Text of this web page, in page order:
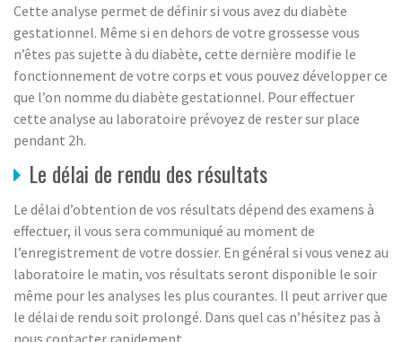
Cette analyse permet de définir si vous avez du diabète
gestationnel. Même si en dehors de votre grossesse vous
n’êtes pas sujette à du diabète, cette dernière modifie le
fonctionnement de votre corps et vous pouvez développer ce
que l’on nomme du diabète gestationnel. Pour effectuer
cette analyse au laboratoire prévoyez de rester sur place
pendant 2h.
Le délai de rendu des résultats
Le délai d’obtention de vos résultats dépend des examens à
effectuer, il vous sera communiqué au moment de
l’enregistrement de votre dossier. En général si vous venez au
laboratoire le matin, vos résultats seront disponible le soir
même pour les analyses les plus courantes. Il peut arriver que
le délai de rendu soit prolongé. Dans quel cas n’hésitez pas à
nous contacter rapidement.